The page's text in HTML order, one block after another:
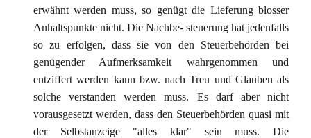
erwähnt werden muss, so genügt die Lieferung blosser
Anhaltspunkte nicht. Die Nachbe- steuerung hat jedenfalls
so zu erfolgen, dass sie von den Steuerbehörden bei
genügender Aufmerksamkeit wahrgenommen und
entziffert werden kann bzw. nach Treu und Glauben als
solche verstanden werden muss. Es darf aber nicht
vorausgesetzt werden, dass den Steuerbehörden quasi mit
der Selbstanzeige "alles klar" sein muss. Die